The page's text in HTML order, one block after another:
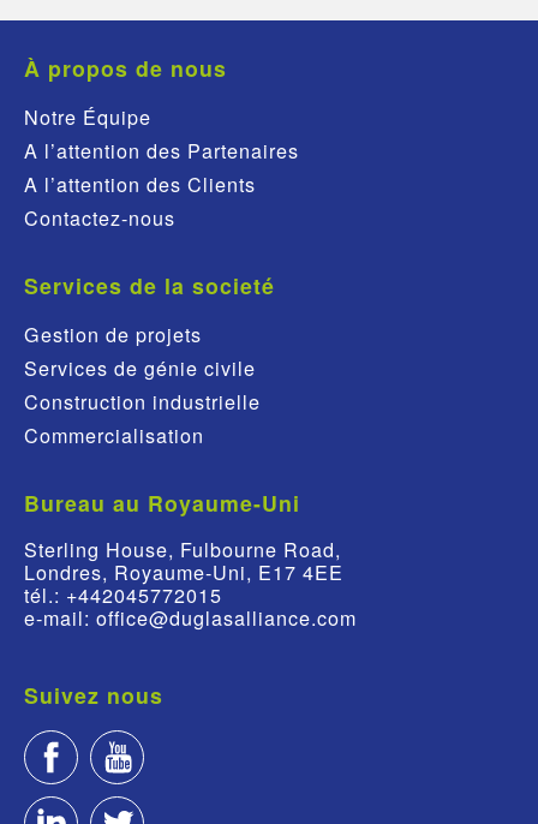
À propos de nous
Notre Équipe
A l’attention des Partenaires
A l’attention des Clients
Contactez-nous
Services de la societé
Gestion de projets
Services de génie civile
Construction industrielle
Commercialisation
Bureau au Royaume-Uni
Sterling House, Fulbourne Road,
Londres, Royaume-Uni, E17 4EE
tél.: +442045772015
e-mail: office@duglasalliance.com
Suivez nous